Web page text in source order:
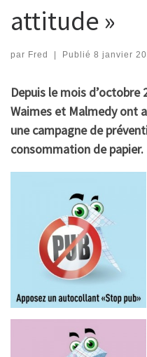
attitude »
par Fred | Publié 8 janvier
Depuis le mois
Waimes et Malmedy ont
une campagne de
consommation de papier.